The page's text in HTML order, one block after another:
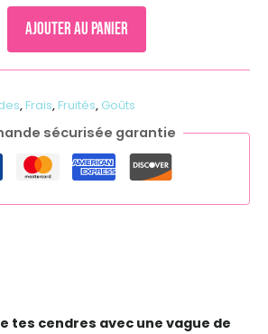
Ajouter au panier
, Frais, Fruités, Goûts
sécurisée garantie
tes cendres avec une vague de